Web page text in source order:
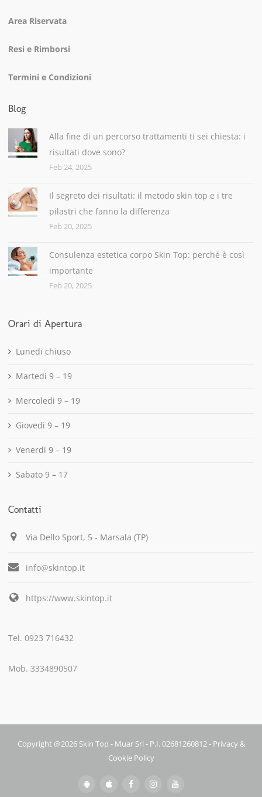
Area Riservata
Resi e Rimborsi
Termini e Condizioni
Blog
Alla fine di un percorso trattamenti ti sei chiesta: i
risultati dove sono?
Feb 24, 2025
Il segreto dei risultati: il metodo skin top e i tre
pilastri che fanno la differenza
Feb 20, 2025
Consulenza estetica corpo Skin Top: perché è così
importante
Feb 20, 2025
Orari di Apertura
Lunedi chiuso
Martedi 9 – 19
Mercoledi 9 – 19
Giovedi 9 – 19
Venerdi 9 – 19
Sabato 9 – 17
Contatti
Via Dello Sport, 5 - Marsala (TP)
info@skintop.it
https://www.skintop.it
Tel. 0923 716432
Mob. 3334890507
Copyright @2026 Skin Top - Muar Srl - P.I. 02681260812 - Privacy &
Cookie Policy